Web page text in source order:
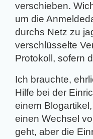
verschieben.
um die
durchs Netz zu
verschlüsselte
Protokoll, sofern
Ich brauchte,
Hilfe bei der
einem
einen Wechsel
geht, aber die